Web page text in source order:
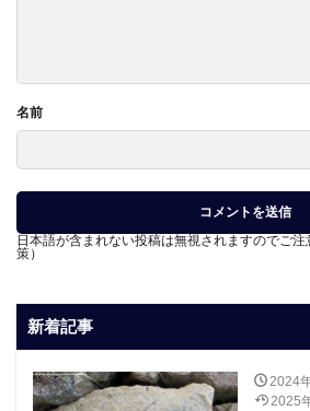
名前
日本語が含まれない投稿は無視されますのでご
策）
新着記事
2024
2025